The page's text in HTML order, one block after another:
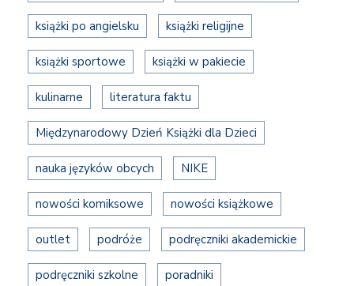
książki po angielsku książki religijne
książki sportowe książki w pakiecie
kulinarne literatura faktu
Międzynarodowy Dzień Książki dla Dzieci
nauka języków obcych NIKE
nowości komiksowe nowości książkowe
outlet podróże podręczniki akademickie
podręczniki szkolne poradniki